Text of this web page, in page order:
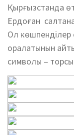
Қырғызстанда
Ердоған
Ол
оралатынын
символы –